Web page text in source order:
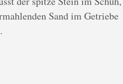
Sand im Getriebe